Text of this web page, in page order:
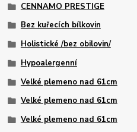
CENNAMO PRESTIGE
Bez kuřecích bílkovin
Holistické /bez obilovin/
Hypoalergenní
Velké plemeno nad 61cm
Velké plemeno nad 61cm
Velké plemeno nad 61cm